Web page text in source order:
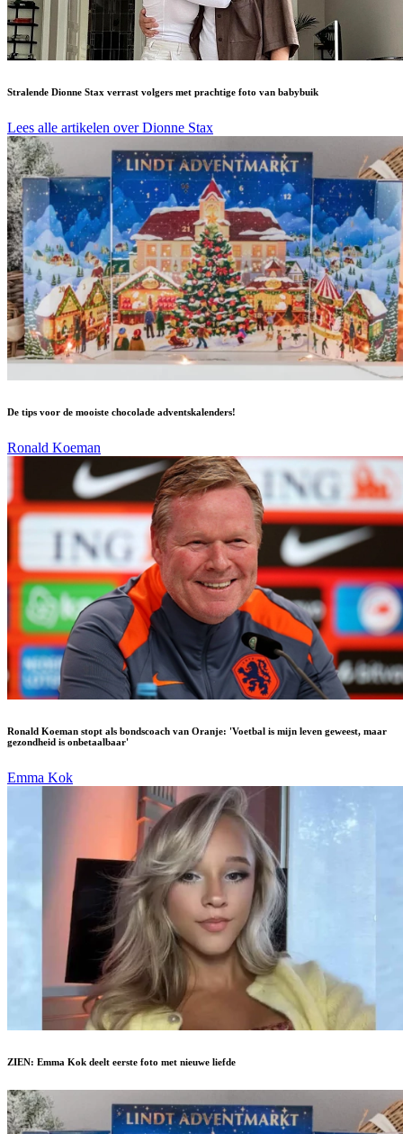
Stralende Dionne Stax verrast volgers met prachtige foto van babybuik
Lees alle artikelen over Dionne Stax
De tips voor de mooiste chocolade adventskalenders!
Ronald Koeman
Ronald Koeman stopt als bondscoach van Oranje: 'Voetbal is mijn leven geweest, maar
gezondheid is onbetaalbaar'
Emma Kok
ZIEN: Emma Kok deelt eerste foto met nieuwe liefde